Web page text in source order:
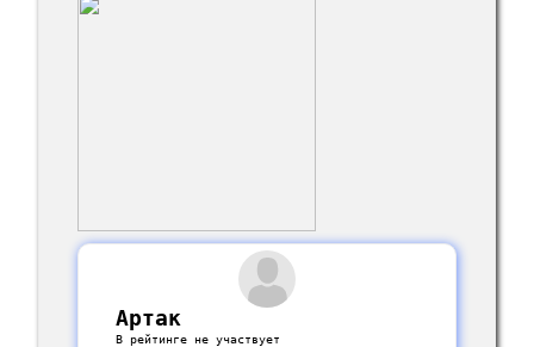
Артак
В рейтинге не участвует